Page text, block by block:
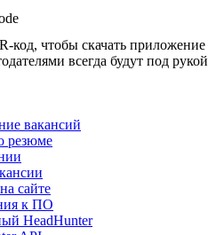
код, чтобы скачать приложение
всегда будут под рукой
вакансий
резюме
сайте
к ПО
HeadHunter